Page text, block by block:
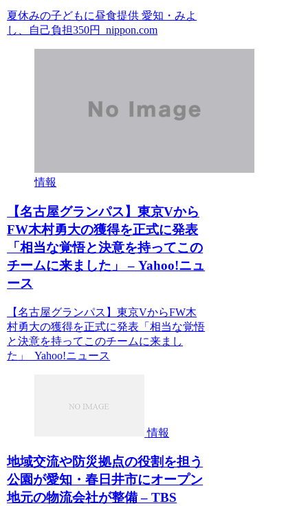
夏休みの子どもに昼食提供 愛知・みよ
し、自己負担350円 nippon.com
情報
【名古屋グランパス】東京Vから
FW木村勇大の獲得を正式に発表
「相当な覚悟と決意を持ってこの
チームに来ました」 – Yahoo!ニュ
ース
【名古屋グランパス】東京VからFW木
村勇大の獲得を正式に発表「相当な覚悟
と決意を持ってこのチームに来まし
た」 Yahoo!ニュース
情報
地域交流や防災拠点の役割を担う
公園が愛知・春日井市にオープン
地元の物流会社が整備 – TBS